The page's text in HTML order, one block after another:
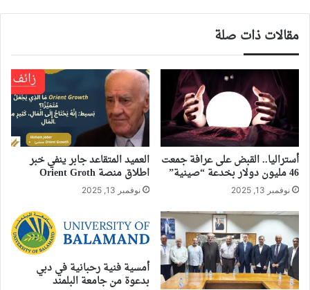
مقالات ذات صلة
أستراليا.. القبض على عرافة جمعت
46 مليون دولار بخدعة “صينية”
نوفمبر 13, 2025
العميد المتقاعد جابر ينفي خبر
اطلاق منصة Orient Groth
نوفمبر 13, 2025
أمسية فنية رحبانية في دبي
بدعوة من جامعة البلمند